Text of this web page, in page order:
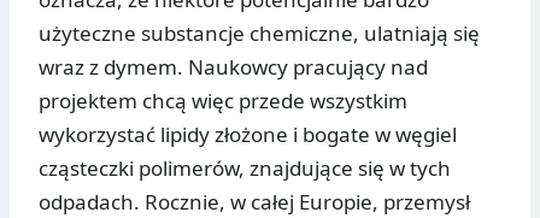
użyteczne substancje chemiczne, ulatniają się
wraz z dymem. Naukowcy pracujący nad
projektem chcą więc przede wszystkim
wykorzystać lipidy złożone i bogate w węgiel
cząsteczki polimerów, znajdujące się w tych
odpadach. Rocznie, w całej Europie, przemysł